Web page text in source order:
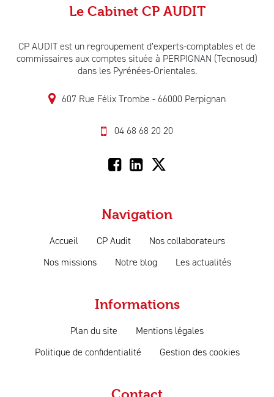
Le Cabinet CP AUDIT
CP AUDIT est un regroupement d’experts-comptables et de
commissaires aux comptes située à PERPIGNAN (Tecnosud)
dans les Pyrénées-Orientales.
607 Rue Félix Trombe 66000 Perpignan
04 68 68 20 20
Navigation
Accueil CP Audit
Nos collaborateurs
Nos missions
Notre blog Les actualités
Informations
Plan du site
Mentions légales
Politique de confidentialité
Gestion des cookies